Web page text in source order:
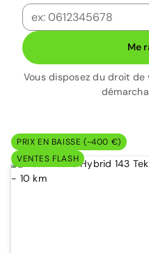
Me
Vous disposez du droit
PRIX EN BAISSE (-400 €)
VENTES FLASH